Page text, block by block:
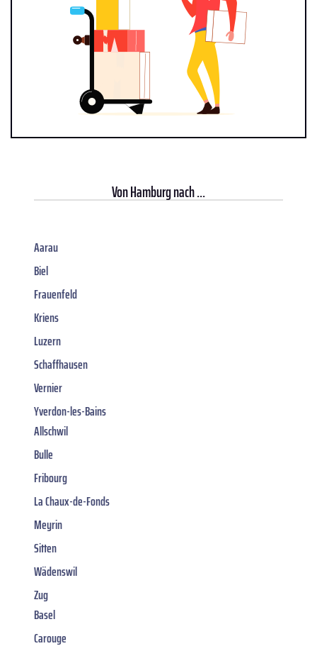
VonHamburgnach ...
Aarau
Biel
Frauenfeld
Kriens
Luzern
Schaffhausen
Vernier
Yverdon-les-Bains
Allschwil
Bulle
Fribourg
La Chaux-de-Fonds
Meyrin
Sitten
Wädenswil
Zug
Basel
Carouge